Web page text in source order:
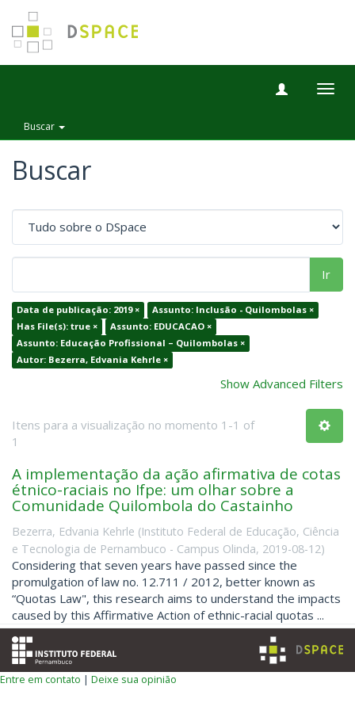
Buscar
Buscar
Ir
Data de publicação: 2019 ×
Assunto: Inclusão - Quilombolas ×
Has File(s): true ×
Assunto: EDUCACAO ×
Assunto: Educação Profissional – Quilombolas ×
Autor: Bezerra, Edvania Kehrle ×
Show Advanced Filters
Itens para a visualização no momento 1-1 of
1
A implementação da ação afirmativa de cotas
étnico-raciais no Ifpe: um olhar sobre a
Comunidade Quilombola do Castainho
Bezerra, Edvania Kehrle (Instituto Federal de Educação, Ciência
e Tecnologia de Pernambuco - Campus Olinda, 2019-08-12)
Considering that seven years have passed since the
promulgation of law no. 12.711 / 2012, better known as
“Quotas Law", this research aims to understand the impacts
caused by this Affirmative Action of ethnic-racial quotas ...
Entre em contato | Deixe sua opinião